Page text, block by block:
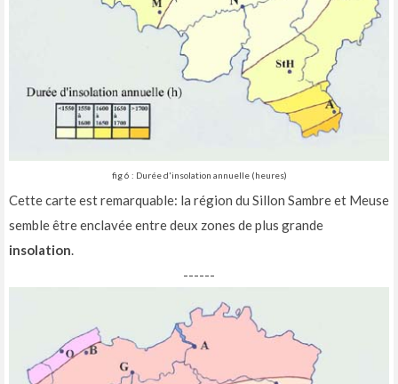
fig 6 : Durée d'insolation annuelle (heures)
Cette carte est remarquable: la région du Sillon Sambre et Meuse
semble être enclavée entre deux zones de plus grande
insolation.
------